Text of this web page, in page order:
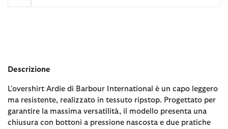
Descrizione
L'overshirt Ardie di Barbour International è un capo leggero
ma resistente, realizzato in tessuto ripstop. Progettato per
garantire la massima versatilità, il modello presenta una
chiusura con bottoni a pressione nascosta e due pratiche